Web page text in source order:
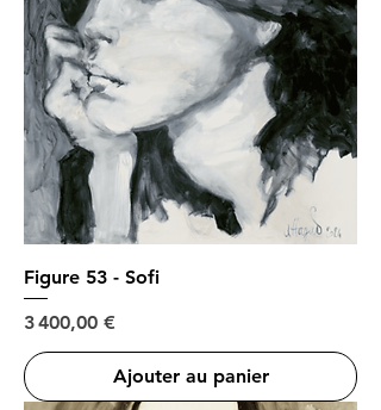
Figure 53 - Sofi
Prix
3 400,00 €
Ajouter au panier